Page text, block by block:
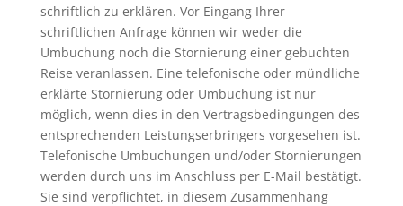
schriftlich zu erklären. Vor Eingang Ihrer
schriftlichen Anfrage können wir weder die
Umbuchung noch die Stornierung einer gebuchten
Reise veranlassen. Eine telefonische oder mündliche
erklärte Stornierung oder Umbuchung ist nur
möglich, wenn dies in den Vertragsbedingungen des
entsprechenden Leistungserbringers vorgesehen ist.
Telefonische Umbuchungen und/oder Stornierungen
werden durch uns im Anschluss per E-Mail bestätigt.
Sie sind verpflichtet, in diesem Zusammenhang